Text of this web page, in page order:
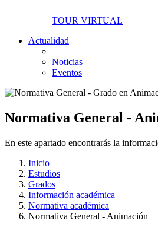
TOUR VIRTUAL
Actualidad
Noticias
Eventos
Normativa General -
En este apartado encontrarás la
Inicio
Estudios
Grados
Información académica
Normativa académica
Normativa General - Animación